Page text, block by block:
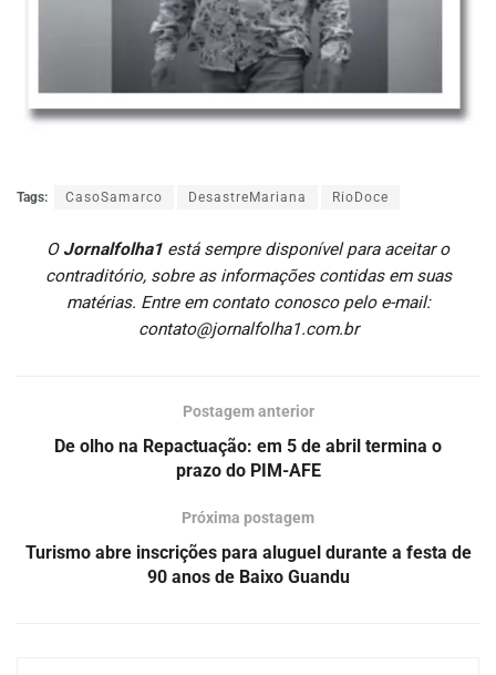
Tags: CasoSamarco DesastreMariana RioDoce
O Jornalfolha1 está sempre disponível para aceitar o
contraditório, sobre as informações contidas em suas
matérias. Entre em contato conosco pelo e-mail:
contato@jornalfolha1.com.br
Postagem anterior
De olho na Repactuação: em 5 de abril termina o
prazo do PIM-AFE
Próxima postagem
Turismo abre inscrições para aluguel durante a festa de
90 anos de Baixo Guandu